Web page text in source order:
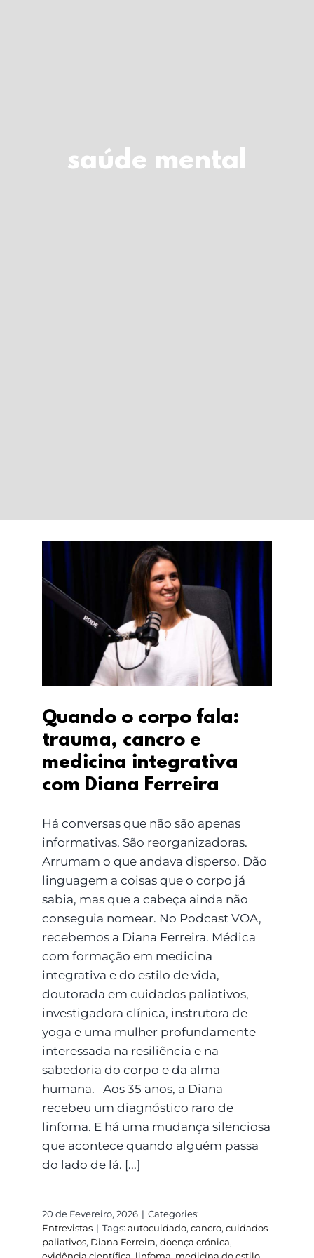
saúde mental
Quando o corpo fala:
trauma, cancro e
medicina integrativa
com Diana Ferreira
Quando o corpo fala:
trauma, cancro e
medicina integrativa
com Diana Ferreira
Há conversas que não são apenas
informativas. São reorganizadoras.
Arrumam o que andava disperso. Dão
linguagem a coisas que o corpo já
sabia, mas que a cabeça ainda não
conseguia nomear. No Podcast VOA,
recebemos a Diana Ferreira. Médica
com formação em medicina
integrativa e do estilo de vida,
doutorada em cuidados paliativos,
investigadora clínica, instrutora de
yoga e uma mulher profundamente
interessada na resiliência e na
sabedoria do corpo e da alma
humana. Aos 35 anos, a Diana
recebeu um diagnóstico raro de
linfoma. E há uma mudança silenciosa
que acontece quando alguém passa
do lado de lá. [...]
20 de Fevereiro, 2026 | Categories:
Entrevistas | Tags: autocuidado, cancro, cuidados
paliativos, Diana Ferreira, doença crónica,